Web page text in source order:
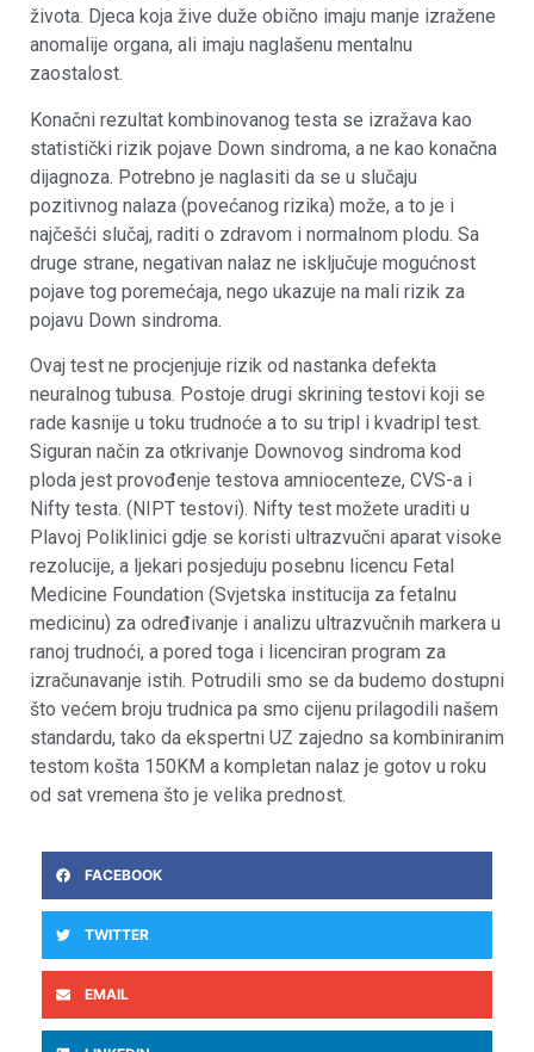
života. Djeca koja žive duže obično imaju manje izražene
anomalije organa, ali imaju naglašenu mentalnu
zaostalost.
Konačni rezultat kombinovanog testa se izražava kao
statistički rizik pojave Down sindroma, a ne kao konačna
dijagnoza. Potrebno je naglasiti da se u slučaju
pozitivnog nalaza (povećanog rizika) može, a to je i
najčešći slučaj, raditi o zdravom i normalnom plodu. Sa
druge strane, negativan nalaz ne isključuje mogućnost
pojave tog poremećaja, nego ukazuje na mali rizik za
pojavu Down sindroma.
Ovaj test ne procjenjuje rizik od nastanka defekta
neuralnog tubusa. Postoje drugi skrining testovi koji se
rade kasnije u toku trudnoće a to su tripl i kvadripl test.
Siguran način za otkrivanje Downovog sindroma kod
ploda jest provođenje testova amniocenteze, CVS-a i
Nifty testa. (NIPT testovi). Nifty test možete uraditi u
Plavoj Poliklinici gdje se koristi ultrazvučni aparat visoke
rezolucije, a ljekari posjeduju posebnu licencu Fetal
Medicine Foundation (Svjetska institucija za fetalnu
medicinu) za određivanje i analizu ultrazvučnih markera u
ranoj trudnoći, a pored toga i licenciran program za
izračunavanje istih. Potrudili smo se da budemo dostupni
što većem broju trudnica pa smo cijenu prilagodili našem
standardu, tako da ekspertni UZ zajedno sa kombiniranim
testom košta 150KM a kompletan nalaz je gotov u roku
od sat vremena što je velika prednost.
FACEBOOK
TWITTER
EMAIL